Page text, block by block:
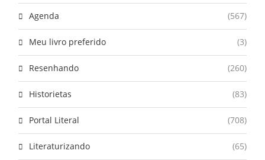
Agenda (567)
Meu livro preferido (3)
Resenhando (260)
Historietas (83)
Portal Literal (708)
Literaturizando (65)